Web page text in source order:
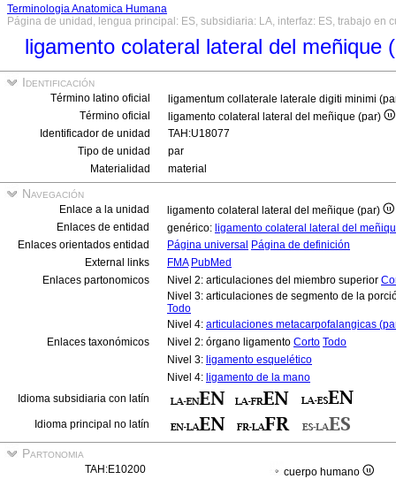
Terminologia Anatomica Humana
Página de unidad, lengua principal: ES, subsidiaria: LA, interfaz: ES, trabajo en
ligamento colateral lateral del meñique
Identificación
Término latino oficial
ligamentum collaterale laterale digiti minimi
Término oficial
ligamento colateral lateral del meñique (par)
Identificador de unidad
TAH:U18077
Tipo de unidad
par
Materialidad
material
Navegación
Enlace a la unidad
ligamento colateral lateral del meñique (par)
Enlaces de entidad
genérico: ligamento colateral lateral del
Enlaces orientados entidad
Página universal Página de definición
External links
FMA PubMed
Enlaces partonomicos
Nivel 2: articulaciones del miembro superior
Nivel 3: articulaciones de segmento de la
Todo
Nivel 4: articulaciones metacarpofalangicas
Enlaces taxonómicos
Nivel 2: órgano ligamento Corto Todo
Nivel 3: ligamento esquelético
Nivel 4: ligamento de la mano
Idioma subsidiaria con latín
Idioma principal no latín
Partonomia
TAH:E10200
cuerpo humano